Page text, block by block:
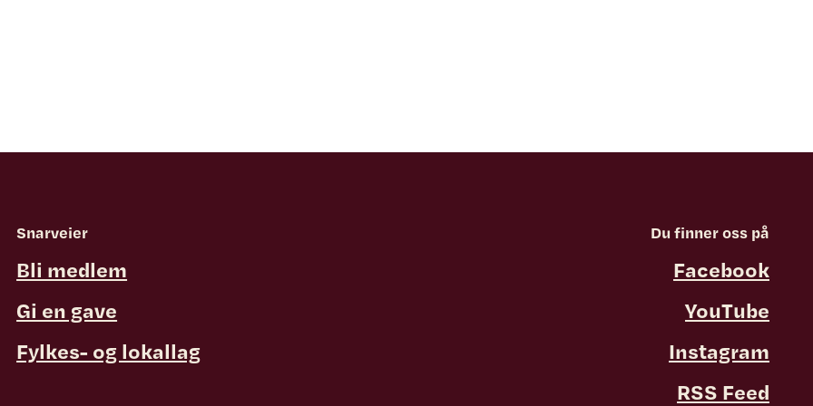
Snarveier
Bli medlem
Gi en gave
Fylkes- og lokallag
Du finner oss på
Facebook
YouTube
Instagram
RSS Feed